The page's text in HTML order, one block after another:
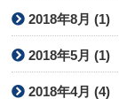
2018年8月 (1)
2018年5月 (1)
2018年4月 (4)